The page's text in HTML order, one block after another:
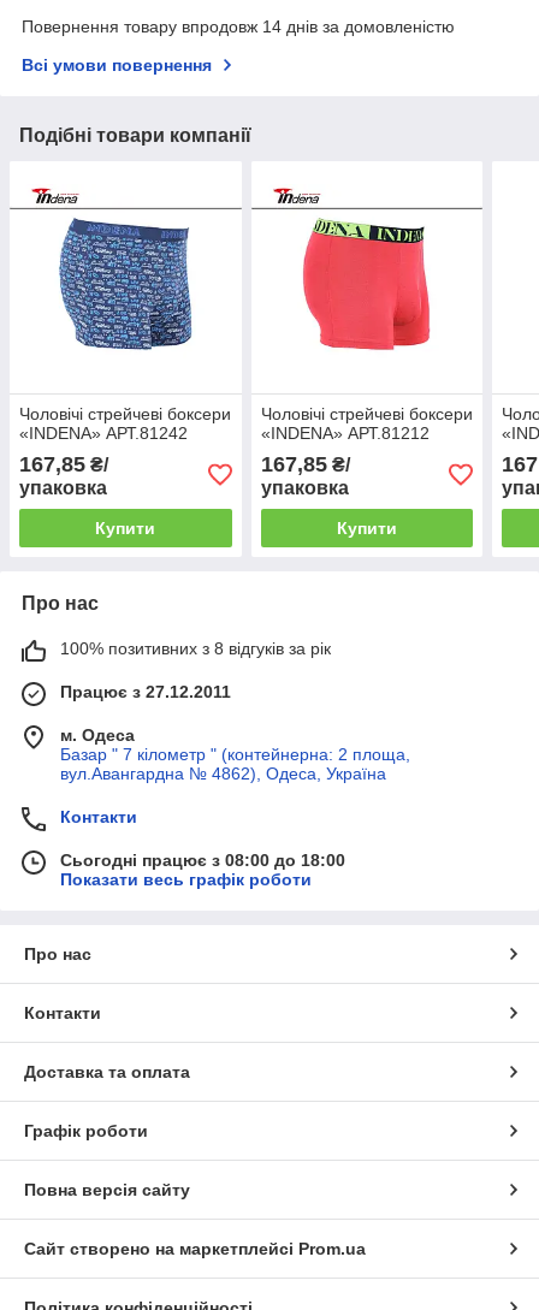
Повернення товару впродовж 14 днів за домовленістю
Всі умови повернення
Подібні товари компанії
Чоловічі стрейчеві боксери
«INDENA» АРТ.81242
167,85 ₴/
упаковка
Купити
Чоловічі стрейчеві боксери
«INDENA» АРТ.81212
167,85₴/
упаковка
Купити
Про нас
100% позитивних з 8 відгуків за рік
Працює з 27.12.2011
м. Одеса
Базар " 7 кілометр " (контейнерна: 2 площа,
вул.Авангардна № 4862), Одеса, Україна
Контакти
Сьогодні працює з 08:00 до 18:00
Показати весь графік роботи
Про нас
Контакти
Доставка та оплата
Графік роботи
Повна версія сайту
Сайт створено на маркетплейсі Prom.ua